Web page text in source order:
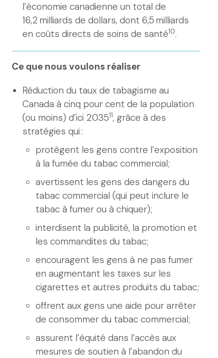
l’économie canadienne un total de
16,2 milliards de dollars, dont 6,5 milliards
en coûts directs de soins de santé10.
Ce que nous voulons réaliser
Réduction du taux de tabagisme au
Canada à cinq pour cent de la population
(ou moins) d’ici 203511, grâce à des
stratégies qui :
protègent les gens contre l’exposition
à la fumée du tabac commercial;
avertissent les gens des dangers du
tabac commercial (qui peut inclure le
tabac à fumer ou à chiquer);
interdisent la publicité, la promotion et
les commandites du tabac;
encouragent les gens à ne pas fumer
en augmentant les taxes sur les
cigarettes et autres produits du tabac;
offrent aux gens une aide pour arrêter
de consommer du tabac commercial;
assurent l’équité dans l’accès aux
mesures de soutien à l’abandon du